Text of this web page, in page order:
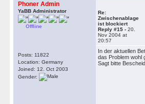
Phoner Admin
YaBB Administrator
Offline
Posts: 11822
Location: Germany
Joined: 12. Oct 2003
Gender:
Re:
Zwischenablage
ist blockiert
Reply #15 - 20.
Nov 2004 at
20:57
In der aktuellen
das Problem wohl
Sagt bitte